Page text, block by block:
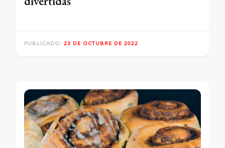
PUBLICADO: 23 DE OCTUBRE DE 2022